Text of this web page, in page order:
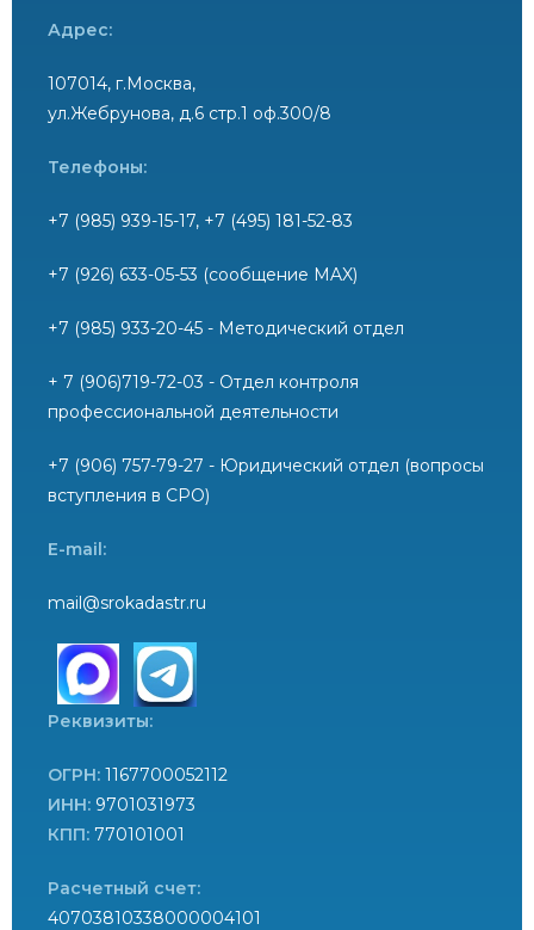
Адрес:
107014, г.Москва,
ул.Жебрунова, д.6 стр.1 оф.300/8
Телефоны:
+7 (985) 939-15-17, +7 (495) 181-52-83
+7 (926) 633-05-53 (сообщение MAX)
+7 (985) 933-20-45 - Методический отдел
+ 7 (906)719-72-03 - Отдел контроля
профессиональной деятельности
+7 (906) 757-79-27 - Юридический отдел (вопросы
вступления в СРО)
E-mail:
mail@srokadastr.ru
Реквизиты:
ОГРН: 1167700052112
ИНН: 9701031973
КПП: 770101001
Расчетный счет:
40703810338000004101